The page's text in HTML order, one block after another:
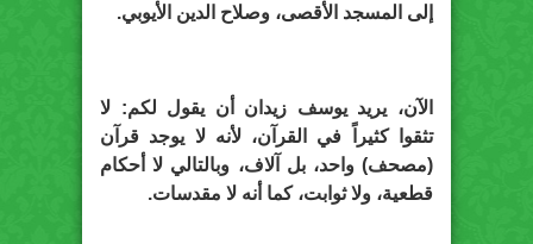
إلى المسجد الأقصى، وصلاح الدين الأيوبي.
الآن، يريد يوسف زيدان أن يقول لكم: لا
تثقوا كثيراً في القرآن، لأنه لا يوجد قرآن
(مصحف) واحد، بل آلاف، وبالتالي لا أحكام
قطعية، ولا ثوابت، كما أنه لا مقدسات.